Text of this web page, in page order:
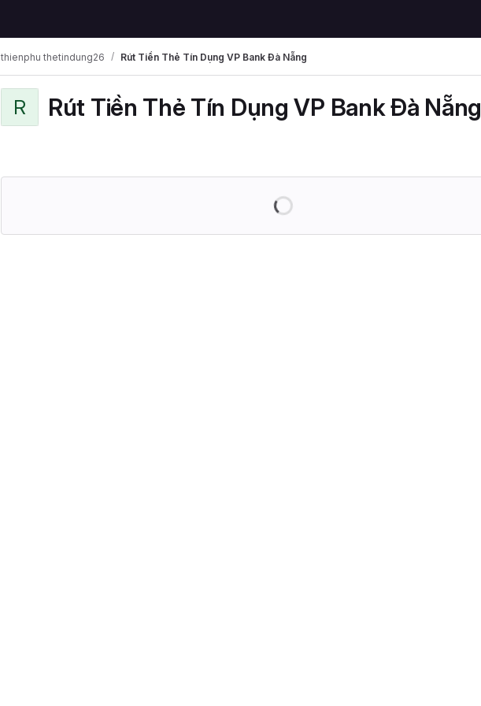
thienphu thetindung26 Rút Tiền Thẻ Tín Dụng VP Bank Đà Nẵng
R Rút Tiền Thẻ Tín Dụng VP Bank Đà Nẵng